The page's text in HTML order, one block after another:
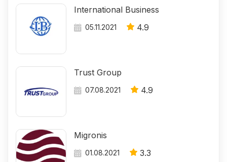
International Business
05.11.2021 4.9
Trust Group
07.08.2021 4.9
Migronis
01.08.2021 3.3